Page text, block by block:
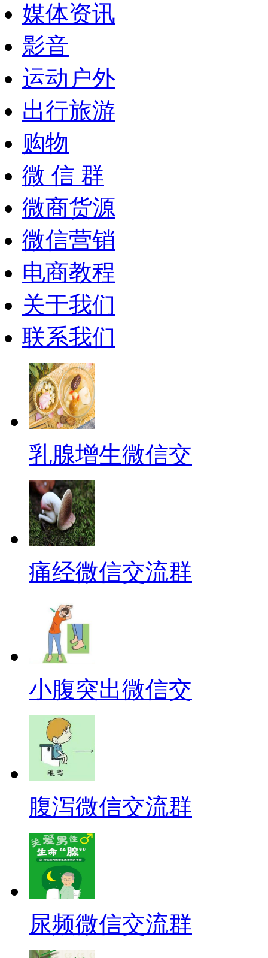
媒体资讯
影音
运动户外
出行旅游
购物
微 信 群
微商货源
微信营销
电商教程
关于我们
联系我们
乳腺增生微信交
痛经微信交流群
小腹突出微信交
腹泻微信交流群
尿频微信交流群